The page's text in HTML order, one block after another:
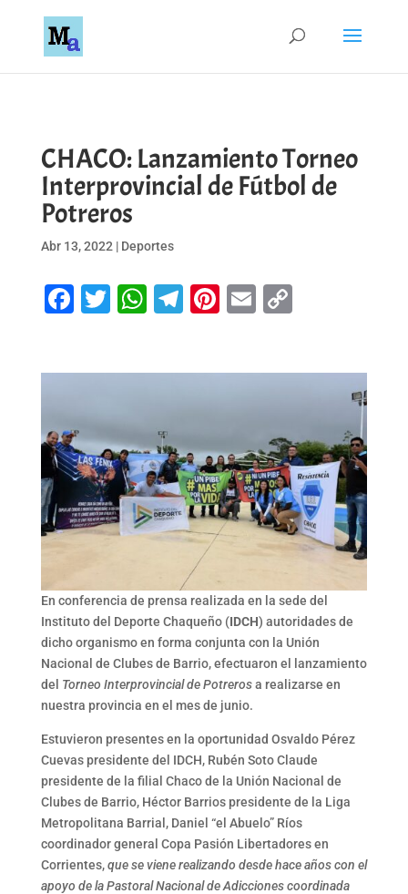
CHACO: Lanzamiento Torneo
Interprovincial de Fútbol de
Potreros
Abr 13, 2022 | Deportes
Facebook
Twitter
WhatsApp
Telegram
Pinterest
EmailCopy
En conferencia de prensa realizada en la sede del
Instituto del Deporte Chaqueño (IDCH) autoridades de
dicho organismo en forma conjunta con la Unión
Nacional de Clubes de Barrio, efectuaron el lanzamiento
del Torneo Interprovincial de Potrerosa realizarse en
nuestra provincia en el mes de junio.
Estuvieron presentes en la oportunidad Osvaldo Pérez
Cuevas presidente del IDCH, Rubén Soto Claude
presidente de la filial Chaco de la Unión Nacional de
Clubes de Barrio, Héctor Barrios presidente de la Liga
Metropolitana Barrial, Daniel “el Abuelo” Ríos
coordinador general Copa Pasión Libertadores en
Corrientes,que se viene realizando desde hace años con el
apoyo de la Pastoral Nacional de Adicciones coordinada